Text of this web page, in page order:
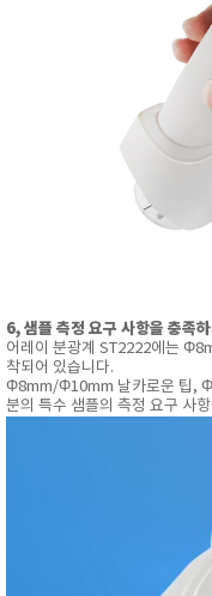
6, 샘플 측정 요구 사항을 충족
어레이 분광계 ST2222에는
착되어 있습니다.
Φ8mm/Φ10mm 날카로운 팁,
분의 특수 샘플의 측정 요구 사